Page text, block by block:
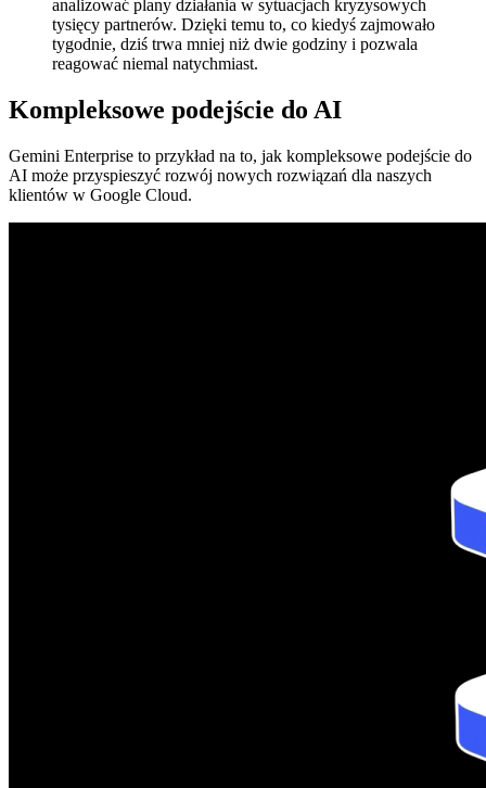
analizować plany działania w sytuacjach kryzysowych
tysięcy partnerów. Dzięki temu to, co kiedyś zajmowało
tygodnie, dziś trwa mniej niż dwie godziny i pozwala
reagować niemal natychmiast.
Kompleksowe podejście do AI
Gemini Enterprise to przykład na to, jak kompleksowe podejście do
AI może przyspieszyć rozwój nowych rozwiązań dla naszych
klientów w Google Cloud.